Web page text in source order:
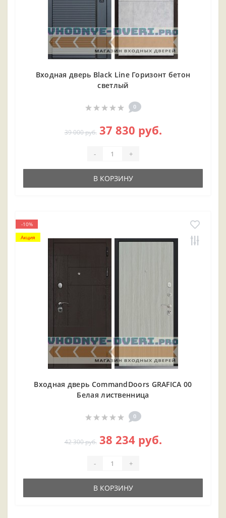
Входная дверь Black Line Горизонт бетон
светлый
0
39 000 руб. 37 830 руб.
- +
В КОРЗИНУ
-10%
Акция
Входная дверь CommandDoors GRAFICA 00
Белая лиственница
0
42 300 руб. 38 234 руб.
- +
В КОРЗИНУ